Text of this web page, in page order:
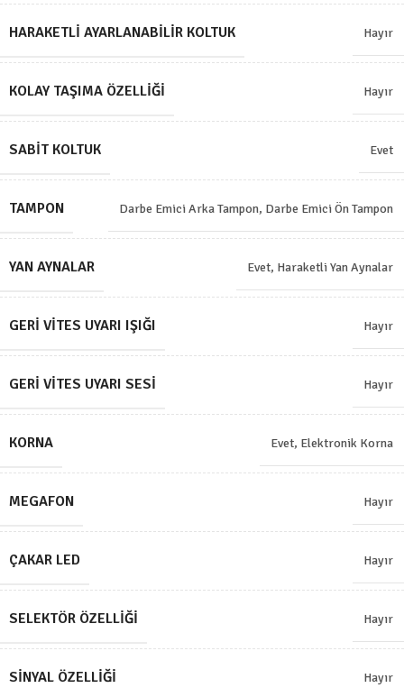
HARAKETLI AYARLANABILIR KOLTUK Hayır
KOLAY TAŞIMA ÖZELLIĞI Hayır
SABIT KOLTUK Evet
TAMPON Darbe Emici Arka Tampon, Darbe Emici Ön Tampon
YAN AYNALAR Evet, Haraketli Yan Aynalar
GERI VITES UYARI IŞIĞI Hayır
GERI VITES UYARI SESI Hayır
KORNA Evet, Elektronik Korna
MEGAFON Hayır
ÇAKAR LED Hayır
SELEKTÖR ÖZELLIĞI Hayır
SINYAL ÖZELLIĞI Hayır